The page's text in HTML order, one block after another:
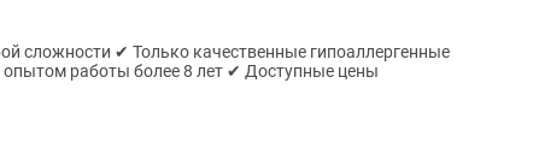
гипоаллергенные
краски ✔ Профессиональный гример с опытом работы более 8 лет ✔ Доступные цены